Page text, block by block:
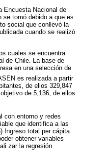
Encuesta Nacional de
tomó debido a que es
social que conllevó la
cuando se realizó
cuales se encuentra
de Chile. La base de
en una selección de
es realizada a partir
de ellos 329,847
de 5,136, de ellos
con entorno y redes
que identifica a las
Ingreso total per cápita
obtener variables
zar la regresión